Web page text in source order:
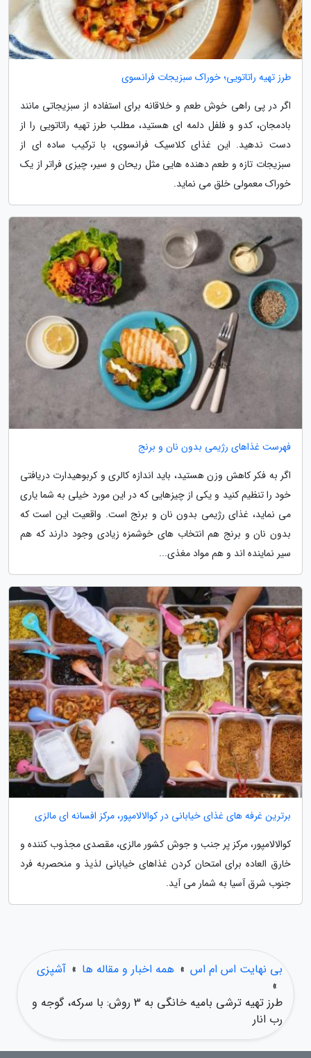
طرز تهیه راتاتویی؛ خوراک سبزیجات فرانسوی
اگر در پی راهی خوش طعم و خلاقانه برای استفاده از سبزیجاتی مانند
بادمجان، کدو و فلفل دلمه ای هستید، مطلب طرز تهیه راتاتویی را از
دست ندهید. این غذای کلاسیک فرانسوی، با ترکیب ساده ای از
سبزیجات تازه و طعم دهنده هایی مثل ریحان و سیر، چیزی فراتر از یک
خوراک معمولی خلق می نماید.
فهرست غذاهای رژیمی بدون نان و برنج
اگر به فکر کاهش وزن هستید، باید اندازه کالری و کربوهیدارت دریافتی
خود را تنظیم کنید و یکی از چیزهایی که در این مورد خیلی به شما یاری
می نماید، غذای رژیمی بدون نان و برنج است. واقعیت این است که
بدون نان و برنج هم انتخاب های خوشمزه زیادی وجود دارند که هم
سیر نماینده اند و هم مواد مغذی...
برترین غرفه های غذای خیابانی در کوالالامپور، مرکز افسانه ای مالزی
کوالالامپور، مرکز پر جنب و جوش کشور مالزی، مقصدی مجذوب کننده و
خارق العاده برای امتحان کردن غذاهای خیابانی لذیذ و منحصربه فرد
جنوب شرق آسیا به شمار می آید.
بی نهایت اس ام اس » همه اخبار و مقاله ها » آشپزی
»
طرز تهیه ترشی بامیه خانگی به 3 روش: با سرکه، گوجه و
رب انار